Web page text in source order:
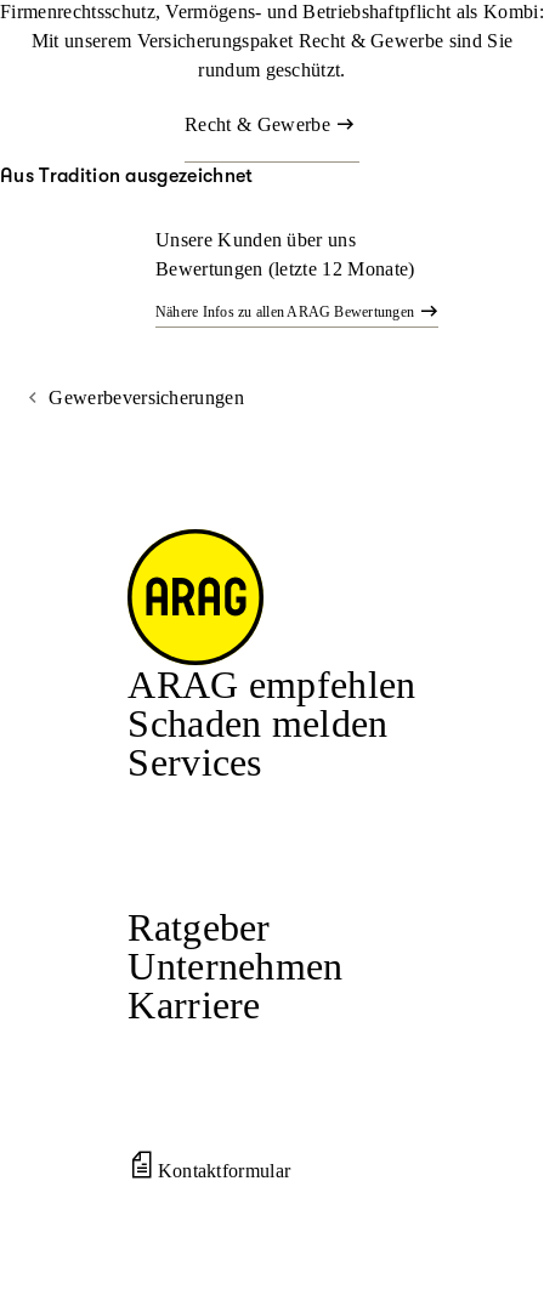
Firmenrechtsschutz, Vermögens- und Betriebshaftpflicht als Kombi:
Mit unserem Versicherungspaket Recht & Gewerbe sind Sie
rundum geschützt.
Recht & Gewerbe
Aus Tradition ausgezeichnet
Unsere Kunden über uns
Bewertungen (letzte 12 Monate)
Nähere Infos zu allen ARAG Bewertungen
Gewerbeversicherungen
ARAG empfehlen
Schaden melden
Services
Ratgeber
Unternehmen
Karriere
Kontaktformular